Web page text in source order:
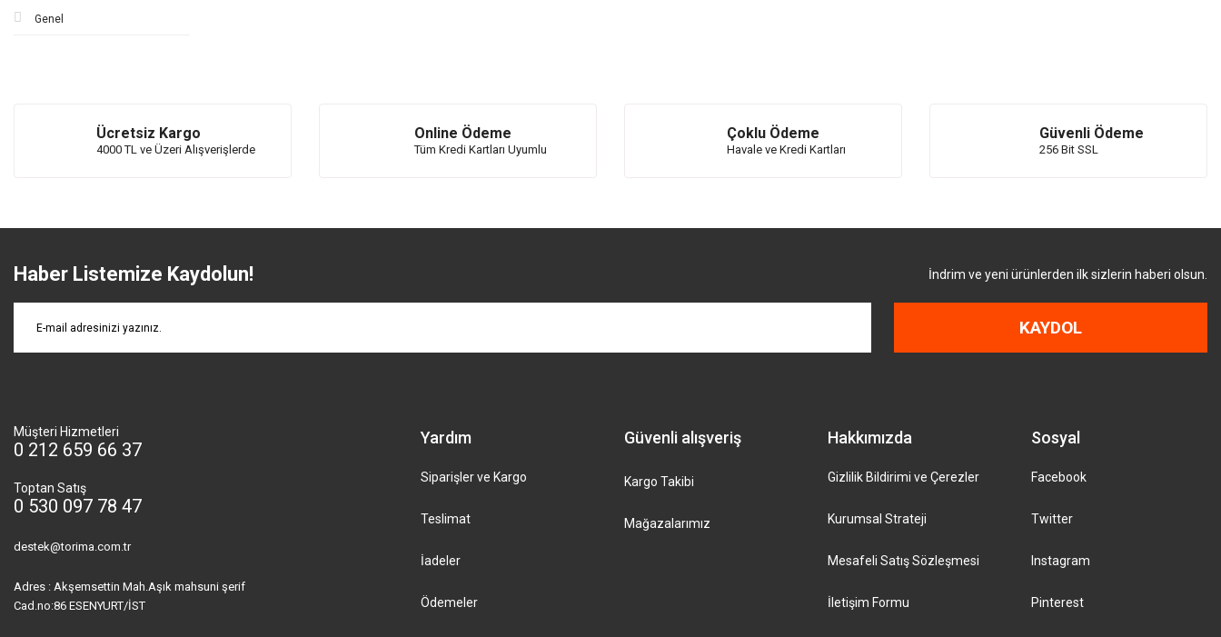
Genel
Ücretsiz Kargo
4000 TL ve Üzeri Alışverişlerde
Online Ödeme
Tüm Kredi Kartları Uyumlu
Çoklu Ödeme
Havale ve Kredi Kartları
Güvenli Ödeme
256 Bit SSL
Haber Listemize Kaydolun! İndrim ve yeni ürünlerden ilk sizlerin haberi olsun.
KAYDOL
Müşteri Hizmetleri
0 212 659 66 37
Toptan Satış
0 530 097 78 47
destek@torima.com.tr
Adres : Akşemsettin Mah.Aşık mahsuni şerif
Cad.no:86 ESENYURT/İST
Yardım
Siparişler ve Kargo
Teslimat
İadeler
Ödemeler
Güvenli alışveriş
Kargo Takibi
Mağazalarımız
Hakkımızda
Gizlilik Bildirimi ve Çerezler
Kurumsal Strateji
Mesafeli Satış Sözleşmesi
İletişim Formu
Sosyal
Facebook
Twitter
Instagram
Pinterest